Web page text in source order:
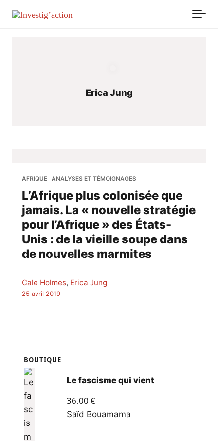
Erica Jung
AFRIQUE ANALYSES ET TÉMOIGNAGES
L’Afrique plus colonisée que
jamais. La « nouvelle stratégie
pour l’Afrique » des États-
Unis : de la vieille soupe dans
de nouvelles marmites
Cale Holmes, Erica Jung
25 avril 2019
BOUTIQUE
Le fascisme qui vient
36,00 €
Saïd Bouamama